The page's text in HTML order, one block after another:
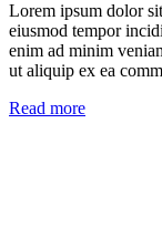
Lorem ipsum dolor
eiusmod tempor
enim ad minim
ut aliquip ex ea
Read more